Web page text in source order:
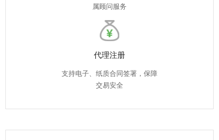
属顾问服务
代理注册
支持电子、纸质合同签署，保障
交易安全